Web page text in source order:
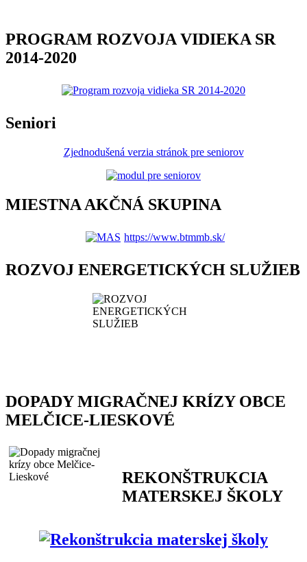
PROGRAM ROZVOJA VIDIEKA SR
2014-2020
Seniori
Zjednodušená verzia stránok pre seniorov
MIESTNA AKČNÁ SKUPINA
https://www.btmmb.sk/
ROZVOJ ENERGETICKÝCH SLUŽIEB
DOPADY MIGRAČNEJ KRÍZY OBCE
MELČICE-LIESKOVÉ
REKONŠTRUKCIA
MATERSKEJ ŠKOLY